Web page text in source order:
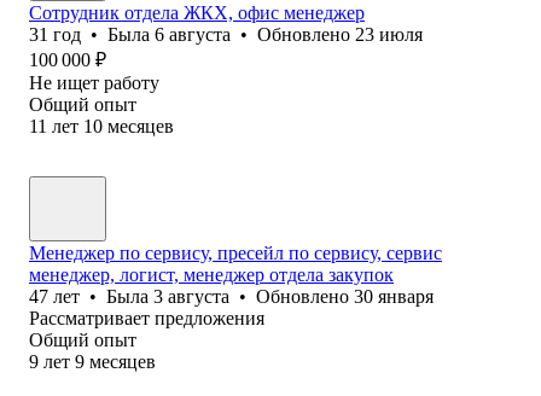
Сотрудник отдела ЖКХ, офис менеджер
31 год • Была 6 августа • Обновлено 23 июля
100 000 ₽
Не ищет работу
Общий опыт
11 лет 10 месяцев
Менеджер по сервису, пресейл по сервису, сервис
менеджер, логист, менеджер отдела закупок
47 лет • Была 3 августа • Обновлено 30 января
Рассматривает предложения
Общий опыт
9 лет 9 месяцев